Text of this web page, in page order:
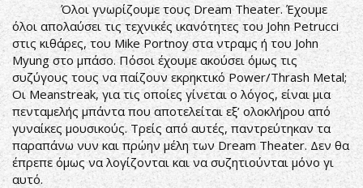
Όλοι γνωρίζουμε τους Dream Theater. Έχουμε
όλοι απολαύσει τις τεχνικές ικανότητες του John Petrucci
στις κιθάρες, του Mike Portnoy στα ντραμς ή του John
Myung στο μπάσο. Πόσοι έχουμε ακούσει όμως τις
συζύγους τους να παίζουν εκρηκτικό Power/Thrash Metal;
Οι Meanstreak, για τις οποίες γίνεται ο λόγος, είναι μια
πενταμελής μπάντα που αποτελείται εξ’ ολοκλήρου από
γυναίκες μουσικούς. Τρείς από αυτές, παντρεύτηκαν τα
παραπάνω νυν και πρώην μέλη των Dream Theater. Δεν θα
έπρεπε όμως να λογίζονται και να συζητιούνται μόνο γι
αυτό.